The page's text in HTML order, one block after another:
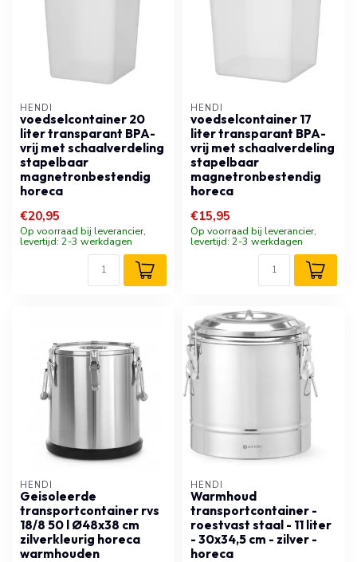
HENDI
voedselcontainer 20
liter transparant BPA-
vrij met schaalverdeling
stapelbaar
magnetronbestendig
horeca
€20,95
Op voorraad bij leverancier,
levertijd: 2-3 werkdagen
HENDI
voedselcontainer 17
liter transparant BPA-
vrij met schaalverdeling
stapelbaar
magnetronbestendig
horeca
€15,95
Op voorraad bij leverancier,
levertijd: 2-3 werkdagen
HENDI
Geisoleerde
transportcontainer rvs
18/8 50 l Ø48x38 cm
zilverkleurig horeca
warmhouden
HENDI
Warmhoud
transportcontainer -
roestvast staal - 11 liter
- 30x34,5 cm - zilver -
horeca